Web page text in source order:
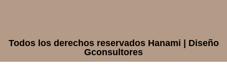
Todos los derechos reservados Hanami | Diseño
Gconsultores